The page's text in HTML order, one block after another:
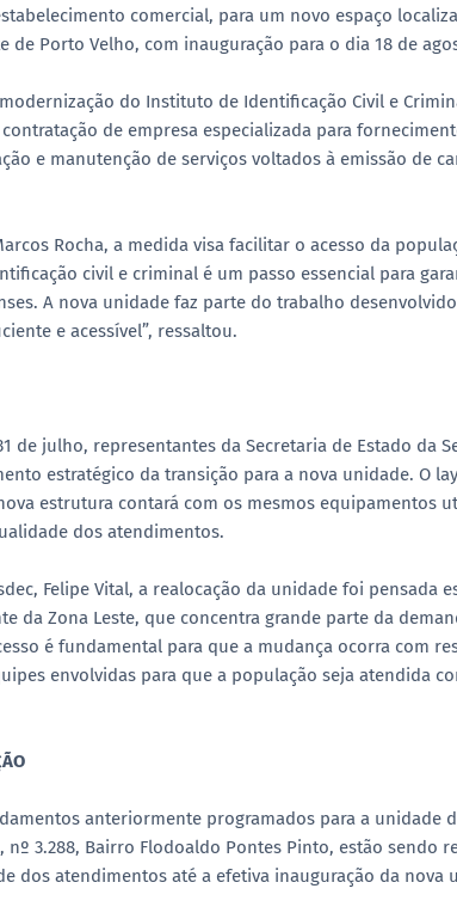
comercial, para um novo espaço
de Porto Velho, com inauguração para o dia 18 de
do Instituto de Identificação Civil e
contratação de empresa especializada para
e manutenção de serviços voltados à emissão de
Rocha, a medida visa facilitar o acesso da
civil e criminal é um passo essencial para
A nova unidade faz parte do trabalho
e acessível”, ressaltou.
de julho, representantes da Secretaria de Estado da
estratégico da transição para a nova unidade. O
estrutura contará com os mesmos equipamentos
dos atendimentos.
Felipe Vital, a realocação da unidade foi pensada
da Zona Leste, que concentra grande parte da
é fundamental para que a mudança ocorra com
envolvidas para que a população seja atendida
anteriormente programados para a unidade
nº 3.288, Bairro Flodoaldo Pontes Pinto, estão sendo
dos atendimentos até a efetiva inauguração da nova